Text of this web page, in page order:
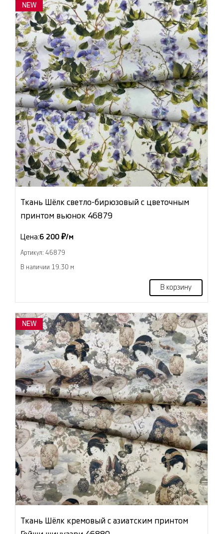
NEW
Ткань Шёлк светло-бирюзовый с цветочным
принтом вьюнок 46879
Цена:6 200 ₽/м
Артикул: 46879
В наличии 19.30 м
В корзину
NEW
Ткань Шёлк кремовый с азиатским принтом